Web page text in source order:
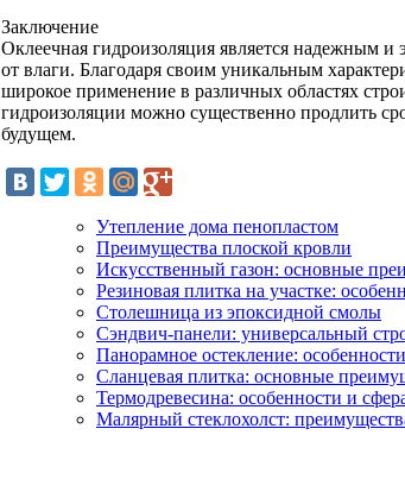
Заключение
Оклеечная гидроизоляция является надежным
от влаги. Благодаря своим уникальным
широкое применение в различных областях
гидроизоляции можно существенно продлить
будущем.
Утепление дома пенопластом
Преимущества плоской кровли
Искусственный газон: основные
Резиновая плитка на участке:
Столешница из эпоксидной смолы
Сэндвич-панели: универсальный
Панорамное остекление:
Сланцевая плитка: основные
Термодревесина: особенности и
Малярный стеклохолст: